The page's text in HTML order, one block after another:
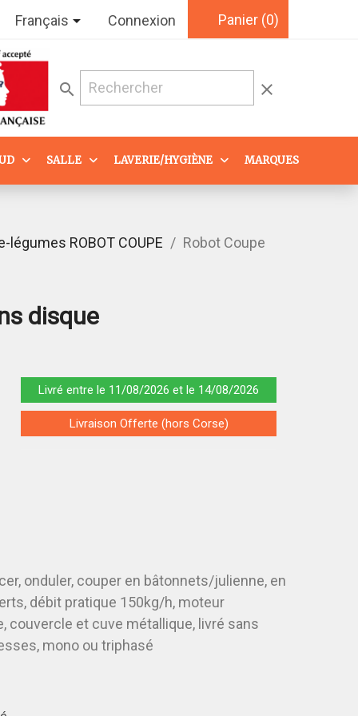
Français Connexion Panier (0)
search clear
SALLE LAVERIE/HYGIÈNE MARQUES
légumes ROBOT COUPE
Robot Coupe
disque
Livré entre le 11/08/2026 et le 14/08/2026
Livraison Offerte (hors Corse)
onduler, couper en bâtonnets/julienne, en
débit pratique 150kg/h, moteur
couvercle et cuve métallique, livré sans
mono ou triphasé